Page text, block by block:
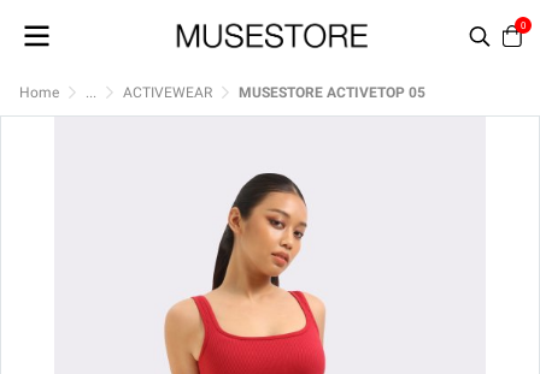
0
Home ... ACTIVEWEAR MUSESTORE ACTIVETOP 05